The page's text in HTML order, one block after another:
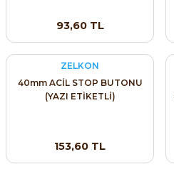
93,60 TL
ZELKON
40mm ACİL STOP BUTONU
(YAZI ETİKETLİ)
153,60 TL